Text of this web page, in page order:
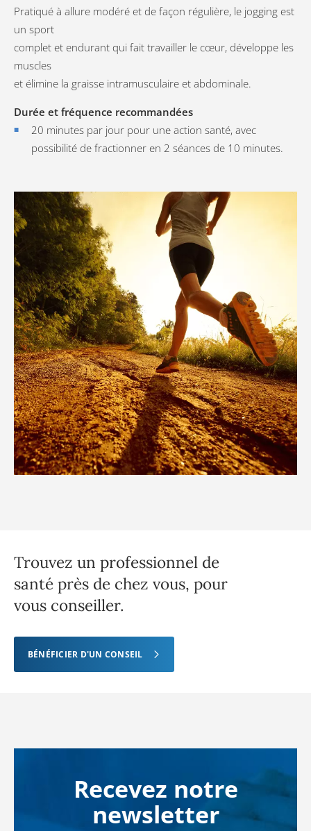
Pratiqué à allure modéré et de façon régulière, le jogging est
un sport
complet et endurant qui fait travailler le cœur, développe les
muscles
et élimine la graisse intramusculaire et abdominale.
Durée et fréquence recommandées
20 minutes par jour pour une action santé, avec
possibilité de fractionner en 2 séances de 10 minutes.
Trouvez un professionnel de
santé près de chez vous, pour
vous conseiller.
BÉNÉFICIER D'UN CONSEIL
Recevez notre
newsletter